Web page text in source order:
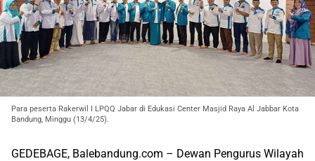
Para peserta Rakerwil I LPQQ Jabar di Edukasi Center Masjid Raya Al Jabbar Kota
Bandung, Minggu (13/4/25).
GEDEBAGE, Balebandung.com – Dewan Pengurus Wilayah